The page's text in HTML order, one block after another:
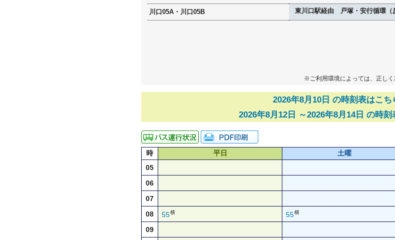
川口05A・川口05B 東川口駅経由 戸塚・安行循環（
※ご利用環境によっては、正しく
2026年8月10日 の時刻表はこち
2026年8月12日 ～2026年8月14日 の時刻
時 平日 土曜
05
06
07
08
55横 55横
09